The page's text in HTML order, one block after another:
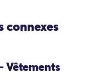
connexes
Vêtements